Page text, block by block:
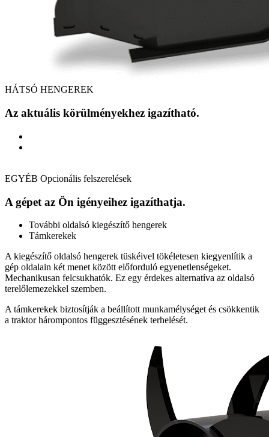
HÁTSÓ HENGEREK
Az aktuális körülményekhez igazítható.
EGYÉB Opcionális felszerelések
A gépet az Ön igényeihez igazíthatja.
További oldalsó kiegészítő hengerek
Támkerekek
A kiegészítő oldalsó hengerek tüskéivel tökéletesen kiegyenlítik a
gép oldalain két menet között előforduló egyenetlenségeket.
Mechanikusan felcsukhatók. Ez egy érdekes alternatíva az oldalsó
terelőlemezekkel szemben.
A támkerekek biztosítják a beállított munkamélységet és csökkentik
a traktor hárompontos függesztésének terhelését.